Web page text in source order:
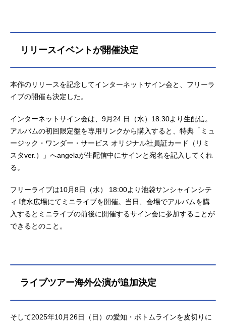
リリースイベントが開催決定
本作のリリースを記念してインターネットサイン会と、フリーラ
イブの開催も決定した。
インターネットサイン会は、9月24 日（水）18:30より生配信。
アルバムの初回限定盤を専用リンクから購入すると、特典「ミュ
ージック・ワンダー・サービス オリジナル社員証カード（リミ
スタver.）」へangelaが生配信中にサインと宛名を記入してくれ
る。
フリーライブは10月8日（水） 18:00より池袋サンシャインシテ
ィ 噴水広場にてミニライブを開催。当日、会場でアルバムを購
入するとミニライブの前後に開催するサイン会に参加することが
できるとのこと。
ライブツアー海外公演が追加決定
そして2025年10月26日（日）の愛知・ボトムラインを皮切りに